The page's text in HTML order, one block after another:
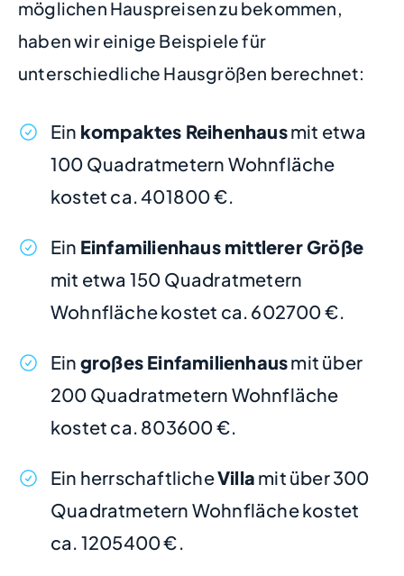
möglichen Hauspreisen zu bekommen,
haben wir einige Beispiele für
unterschiedliche Hausgrößen berechnet:
Ein kompaktes Reihenhausmit etwa
100 Quadratmetern Wohnfläche
kostet ca. 401800 €.
Ein Einfamilienhaus mittlerer Größe
mit etwa 150 Quadratmetern
Wohnfläche kostet ca. 602700 €.
Ein großes Einfamilienhausmit über
200 Quadratmetern Wohnfläche
kostet ca. 803600 €.
Ein herrschaftlicheVilla mit über 300
Quadratmetern Wohnfläche kostet
ca. 1205400 €.